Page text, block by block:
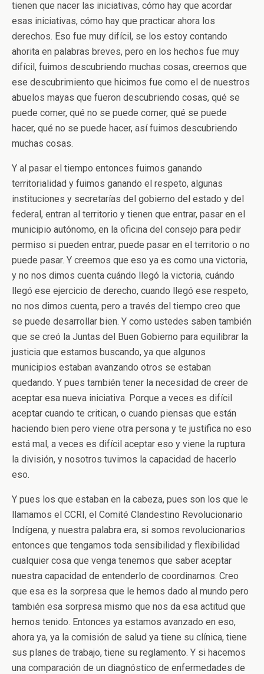
tienen que nacer las iniciativas, cómo hay que acordar
esas iniciativas, cómo hay que practicar ahora los
derechos. Eso fue muy difícil, se los estoy contando
ahorita en palabras breves, pero en los hechos fue muy
difícil, fuimos descubriendo muchas cosas, creemos que
ese descubrimiento que hicimos fue como el de nuestros
abuelos mayas que fueron descubriendo cosas, qué se
puede comer, qué no se puede comer, qué se puede
hacer, qué no se puede hacer, así fuimos descubriendo
muchas cosas.
Y al pasar el tiempo entonces fuimos ganando
territorialidad y fuimos ganando el respeto, algunas
instituciones y secretarías del gobierno del estado y del
federal, entran al territorio y tienen que entrar, pasar en el
municipio autónomo, en la oficina del consejo para pedir
permiso si pueden entrar, puede pasar en el territorio o no
puede pasar. Y creemos que eso ya es como una victoria,
y no nos dimos cuenta cuándo llegó la victoria, cuándo
llegó ese ejercicio de derecho, cuando llegó ese respeto,
no nos dimos cuenta, pero a través del tiempo creo que
se puede desarrollar bien. Y como ustedes saben también
que se creó la Juntas del Buen Gobierno para equilibrar la
justicia que estamos buscando, ya que algunos
municipios estaban avanzando otros se estaban
quedando. Y pues también tener la necesidad de creer de
aceptar esa nueva iniciativa. Porque a veces es difícil
aceptar cuando te critican, o cuando piensas que están
haciendo bien pero viene otra persona y te justifica no eso
está mal, a veces es difícil aceptar eso y viene la ruptura
la división, y nosotros tuvimos la capacidad de hacerlo
eso.
Y pues los que estaban en la cabeza, pues son los que le
llamamos el CCRI, el Comité Clandestino Revolucionario
Indígena, y nuestra palabra era, si somos revolucionarios
entonces que tengamos toda sensibilidad y flexibilidad
cualquier cosa que venga tenemos que saber aceptar
nuestra capacidad de entenderlo de coordinarnos. Creo
que esa es la sorpresa que le hemos dado al mundo pero
también esa sorpresa mismo que nos da esa actitud que
hemos tenido. Entonces ya estamos avanzado en eso,
ahora ya, ya la comisión de salud ya tiene su clínica, tiene
sus planes de trabajo, tiene su reglamento. Y si hacemos
una comparación de un diagnóstico de enfermedades de